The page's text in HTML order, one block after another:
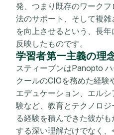
発、つまり既存のワーク
法のサポート、そして複
を向上させるという、長
反映したものです。
学習者第一主義の理
スティーブンはPanopto
クールのCIOを務めた経験
エデュケーション、エル
験など、教育とテクノロ
る経験を積んできた彼が
する深い理解だけでなく